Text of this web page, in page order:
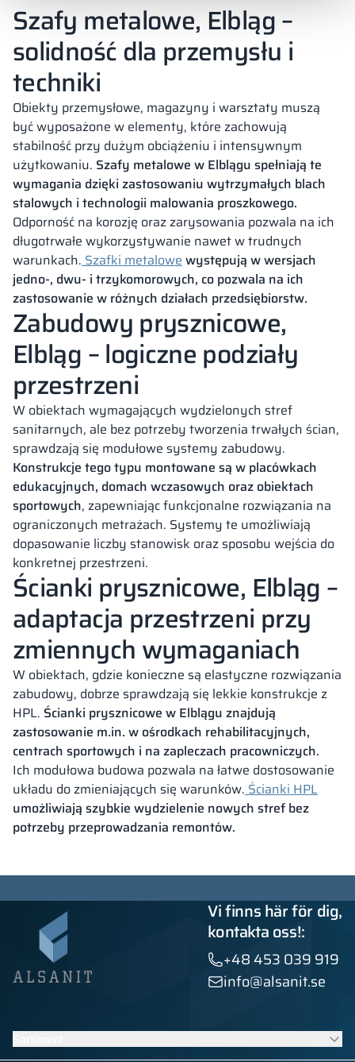
Szafy metalowe, Elbląg –
solidność dla przemysłu i
techniki
Obiekty przemysłowe, magazyny i warsztaty muszą
być wyposażone w elementy, które zachowują
stabilność przy dużym obciążeniu i intensywnym
użytkowaniu. Szafy metalowe w Elblągu spełniają te
wymagania dzięki zastosowaniu wytrzymałych blach
stalowych i technologii malowania proszkowego.
Odporność na korozję oraz zarysowania pozwala na ich
długotrwałe wykorzystywanie nawet w trudnych
warunkach.Szafki metalowewystępują w wersjach
jedno-, dwu- i trzykomorowych, co pozwala na ich
zastosowanie w różnych działach przedsiębiorstw.
Zabudowy prysznicowe,
Elbląg – logiczne podziały
przestrzeni
W obiektach wymagających wydzielonych stref
sanitarnych, ale bez potrzeby tworzenia trwałych ścian,
sprawdzają się modułowe systemy zabudowy.
Konstrukcje tego typu montowane są w placówkach
edukacyjnych, domach wczasowych oraz obiektach
sportowych, zapewniając funkcjonalne rozwiązania na
ograniczonych metrażach. Systemy te umożliwiają
dopasowanie liczby stanowisk oraz sposobu wejścia do
konkretnej przestrzeni.
Ścianki prysznicowe, Elbląg –
adaptacja przestrzeni przy
zmiennych wymaganiach
W obiektach, gdzie konieczne są elastyczne rozwiązania
zabudowy, dobrze sprawdzają się lekkie konstrukcje z
HPL. Ścianki prysznicowe w Elblągu znajdują
zastosowanie m.in. w ośrodkach rehabilitacyjnych,
centrach sportowych i na zapleczach pracowniczych.
Ich modułowa budowa pozwala na łatwe dostosowanie
układu do zmieniających się warunków.Ścianki HPL
umożliwiają szybkie wydzielenie nowych stref bez
potrzeby przeprowadzania remontów.
Vi finns här för dig,
kontakta oss!:
+48 453 039 919
info@alsanit.se